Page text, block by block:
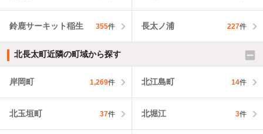
鈴鹿サーキット稲生 355件 長太ノ浦 227件
北長太町近隣の町域から探す
岸岡町 1,269件 北江島町 14件
北玉垣町 37件 北堀江 3件